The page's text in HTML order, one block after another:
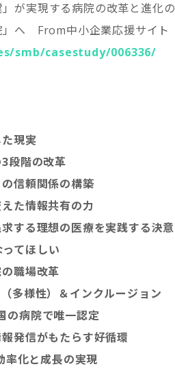
が実現する病院の改革と進化の
」へ From中小企業応援サイト
smb/casestudy/006336/
現実
段階の改革
信頼関係の構築
た情報共有の力
する理想の医療を実践する決意
てほしい
職場改革
多様性）＆インクルージョン
の病院で唯一認定
発信がもたらす好循環
化と成長の実現